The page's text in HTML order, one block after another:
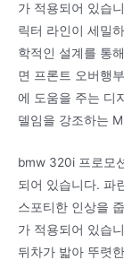
가 적용되어 있습
릭터 라인이 세밀
학적인 설계를 통
면 프론트 오버행
에 도움을 주는 디
델임을 강조하는
bmw 320i 프로모
되어 있습니다. 파
스포티한 인상을
가 적용되어 있습
뒤차가 밟아 뚜렷